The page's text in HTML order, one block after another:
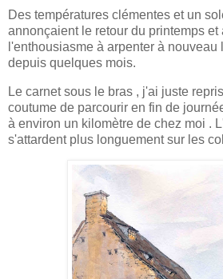
Des températures clémentes et un
annonçaient le retour du printemps et
l'enthousiasme à arpenter à
depuis quelques mois.
Le carnet sous le bras , j'ai juste
coutume de parcourir en fin de
à environ un kilomètre de chez moi .
s'attardent plus longuement sur les